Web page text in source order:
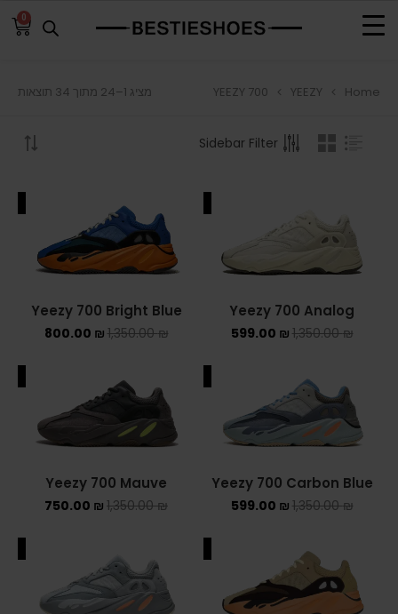
0
BROWSE
ADIDAS CAMPUS
ADIDAS FORUM
ADIDAS GAZELLE
ADIDAS SAMBA
ADIDAS SL 72
ADIDAS SPEZIAL
AIR JORDAN
AIR JORDAN 1 LOW
Home
YEEZY
YEEZY 700 מציג 1–24 מתוך 34 תוצאות
Sidebar Filter
Yeezy 700 Analog
1,350.00₪
599.00 ₪
Yeezy 700 Bright Blue
1,350.00₪
800.00 ₪
Yeezy 700 Carbon Blue
1,350.00₪
599.00 ₪
Yeezy 700 Mauve
1,350.00₪
750.00 ₪